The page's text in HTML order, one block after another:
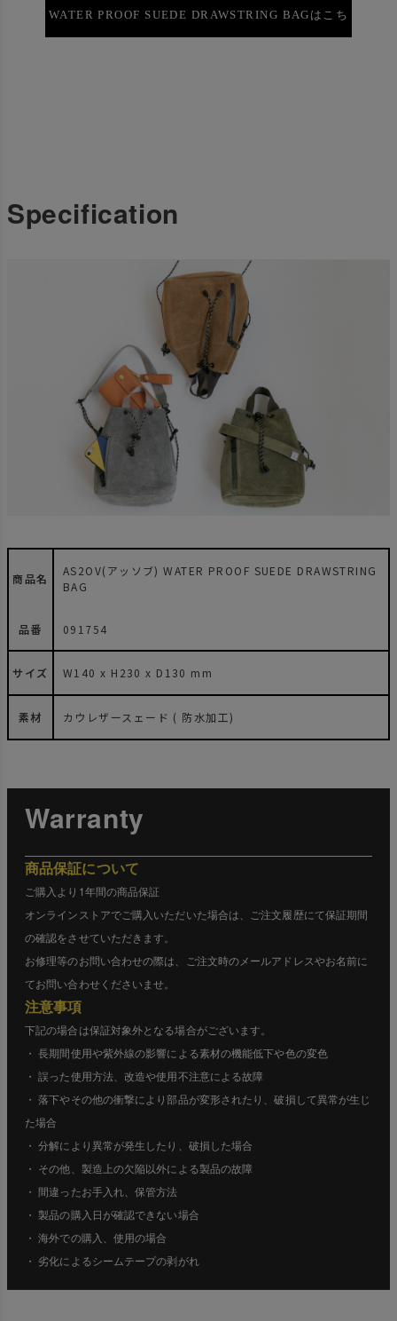
WATER PROOF SUEDE DRAWSTRING BAGはこち
Specification
商品名
AS2OV(アッソブ) WATER PROOF SUEDE DRAWSTRING
BAG
品番 091754
サイズ W140 x H230 x D130 mm
素材 カウレザースェード ( 防水加工)
Warranty
商品保証について
ご購入より1年間の商品保証
オンラインストアでご購入いただいた場合は、ご注文履歴にて保証期間
の確認をさせていただきます。
お修理等のお問い合わせの際は、ご注文時のメールアドレスやお名前に
てお問い合わせくださいませ。
注意事項
下記の場合は保証対象外となる場合がございます。
・ 長期間使用や紫外線の影響による素材の機能低下や色の変色
・ 誤った使用方法、改造や使用不注意による故障
・ 落下やその他の衝撃により部品が変形されたり、破損して異常が生じ
た場合
・ 分解により異常が発生したり、破損した場合
・ その他、製造上の欠陥以外による製品の故障
・ 間違ったお手入れ、保管方法
・ 製品の購入日が確認できない場合
・ 海外での購入、使用の場合
・ 劣化によるシームテープの剥がれ